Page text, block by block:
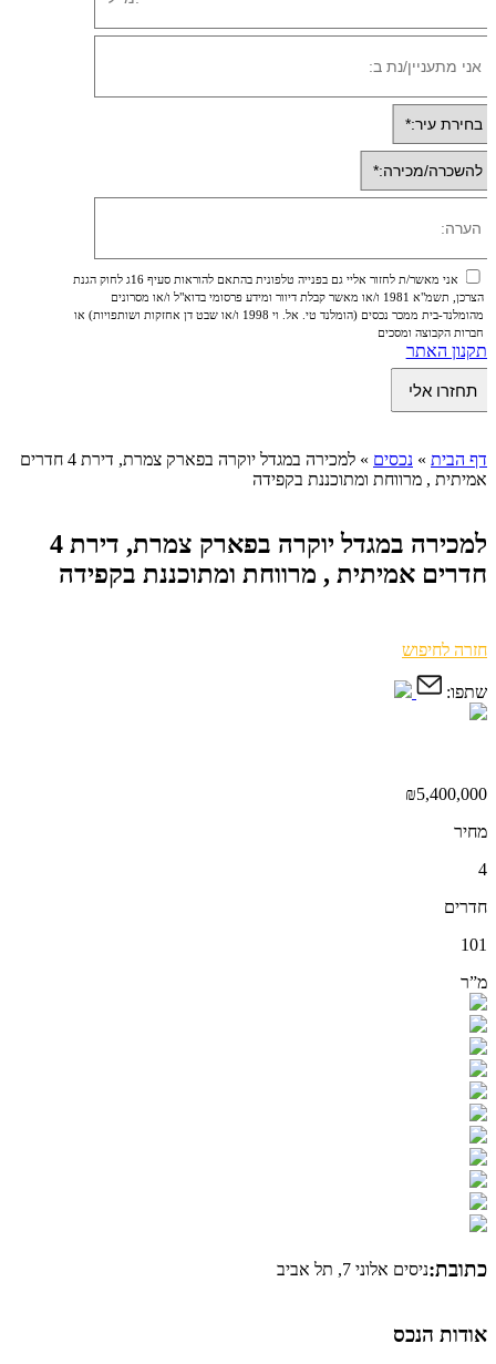
אני מאשר/ת לחזור אליי גם בפנייה טלפונית בהתאם להוראות סעיף 16ג לחוק הגנת
הצרכן, תשמ"א 1981 ו/או מאשר קבלת דיוור ומידע פרסומי בדוא"ל ו/או מסרונים
מהומלנד-בית ממכר נכסים (הומלנד טי. אל. וי 1998 ו/או שבט דן אחזקות ושותפויות) או
חברות הקבוצה ומסכים
לתקנון האתר
דף הבית » נכסים »
למכירה במגדל יוקרה בפארק צמרת, דירת 4 חדרים
אמיתית , מרווחת ומתוכננת בקפידה
למכירה במגדל יוקרה בפארק צמרת, דירת 4
חדרים אמיתית , מרווחת ומתוכננת בקפידה
חזרה לחיפוש
שתפו:
₪5,400,000
מחיר
4
חדרים
101
מ”ר
כתובת:ניסים אלוני 7, תל אביב
אודות הנכס